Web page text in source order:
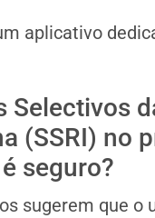
aplicativo
Selectivos
(SSRI) no
seguro?
sugerem que o